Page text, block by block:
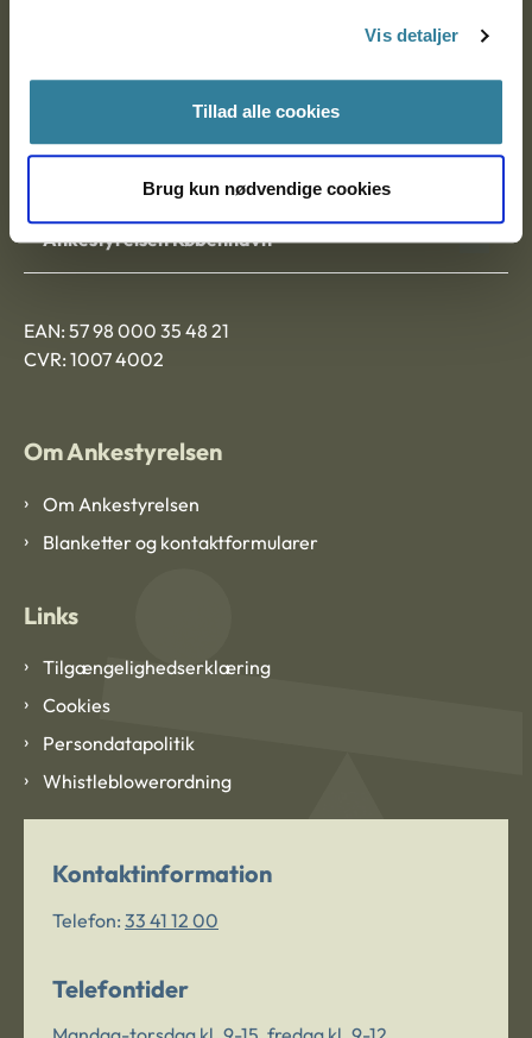
Vis detaljer
Tillad alle cookies
Brug kun nødvendige cookies
9000 Aalborg
Ankestyrelsen København
EAN: 57 98 000 35 48 21
CVR: 1007 4002
Om Ankestyrelsen
Om Ankestyrelsen
Blanketter og kontaktformularer
Links
Tilgængelighedserklæring
Cookies
Persondatapolitik
Whistleblowerordning
Kontaktinformation
Telefon: 33 41 12 00
Telefontider